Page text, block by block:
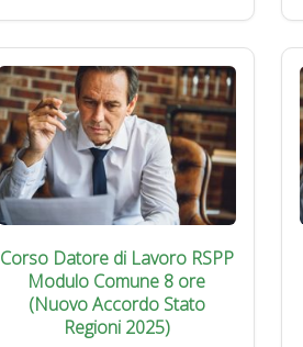
Corso Datore di Lavoro RSPP
Modulo Comune 8 ore
(Nuovo Accordo Stato
Regioni 2025)